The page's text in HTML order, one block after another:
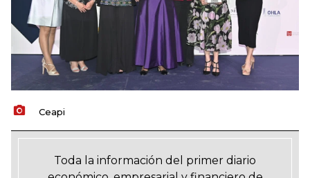
Ceapi
Toda la información del primer diario